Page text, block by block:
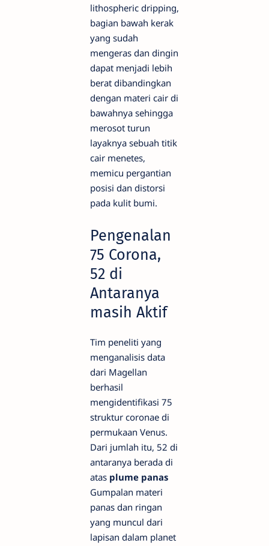
lithospheric dripping,
bagian bawah kerak
yang sudah
mengeras dan dingin
dapat menjadi lebih
berat dibandingkan
dengan materi cair di
bawahnya sehingga
merosot turun
layaknya sebuah titik
cair menetes,
memicu pergantian
posisi dan distorsi
pada kulit bumi.
Pengenalan
75 Corona,
52 di
Antaranya
masih Aktif
Tim peneliti yang
menganalisis data
dari Magellan
berhasil
mengidentifikasi 75
struktur coronae di
permukaan Venus.
Dari jumlah itu, 52 di
antaranya berada di
atas plume panas
Gumpalan materi
panas dan ringan
yang muncul dari
lapisan dalam planet